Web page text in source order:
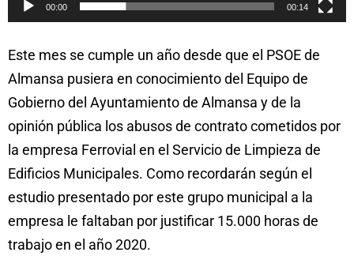
00:00 00:14
Este mes se cumple un año desde que el PSOE de
Almansa pusiera en conocimiento del Equipo de
Gobierno del Ayuntamiento de Almansa y de la
opinión pública los abusos de contrato cometidos por
la empresa Ferrovial en el Servicio de Limpieza de
Edificios Municipales. Como recordarán según el
estudio presentado por este grupo municipal a la
empresa le faltaban por justificar 15.000 horas de
trabajo en el año 2020.